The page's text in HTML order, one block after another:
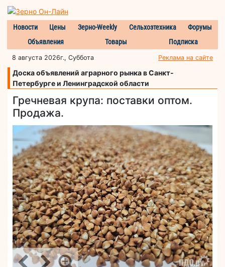
Новости Цены Зерно-Weekly Сельхозтехника
Форумы
Объявления
Товары Подписка
8 августа 2026г., Суббота Реклама на сайте
Доска объявлений аграрного рынка в Санкт-
Петербурге и Ленинградской области
Гречневая крупа: поставки оптом.
Продажа.